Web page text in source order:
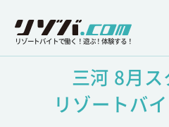
リゾートバイトで働く！遊ぶ！体験する！
三河 8月
リゾートバ